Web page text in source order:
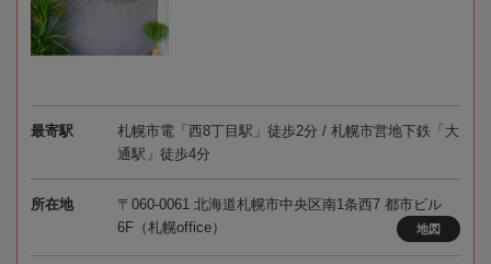
最寄駅
札幌市電「西8丁目駅」徒歩2分 / 札幌市営地下鉄「大
通駅」徒歩4分
所在地
〒060-0061 北海道札幌市中央区南1条西7 都市ビル
6F（札幌office）
地図